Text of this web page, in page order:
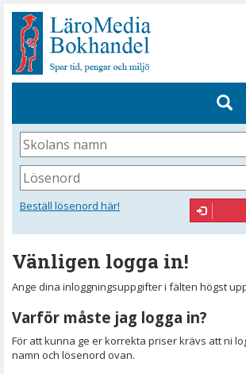
Gå
sidinnehåll
Skolans
namn
Lösenord
Beställ lösenord här!
Vänligen logga in!
Ange dina inloggningsuppgifter i fälten högst
Varför måste jag logga in?
För att kunna ge er korrekta priser krävs att ni
namn och lösenord ovan.